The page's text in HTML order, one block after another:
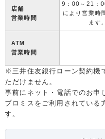
店舗
営業時間
9：00～21：
により営業時
ます。
ATM
営業時間
※三井住友銀行ローン契約機
ただけません。
事前にネット・電話でのお申
プロミスをご利用されている
す。